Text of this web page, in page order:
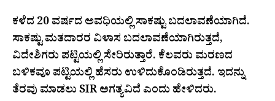
ಕಳೆದ 20 ವರ್ಷದ ಅವಧಿಯಲ್ಲಿ ಸಾಕಷ್ಟು ಬದಲಾವಣೆಯಾಗಿದೆ.
ಸಾಕಷ್ಟು ಮತದಾರರ ವಿಳಾಸ ಬದಲಾವಣೆಯಾಗಿರುತ್ತದೆ,
ವಿದೇಶಿಗರು ಪಟ್ಟಿಯಲ್ಲಿ ಸೇರಿರುತ್ತಾರೆ. ಕೆಲವರು ಮರಣದ
ಬಳಿಕವೂ ಪಟ್ಟಿಯಲ್ಲಿ ಹೆಸರು ಉಳಿದುಕೊಂಡಿರುತ್ತದೆ. ಇದನ್ನು
ತೆರವು ಮಾಡಲು SIR ಅಗತ್ಯವಿದೆ ಎಂದು ಹೇಳಿದರು.